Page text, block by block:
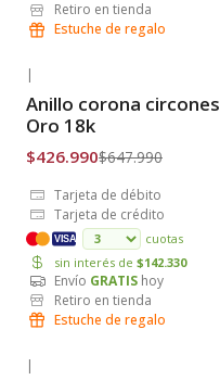
Retiro en tienda
Estuche de regalo
Envío Gratis
|
Anillo corona circones
Oro 18k
$426.990$647.990
Tarjeta de débito
Tarjeta de crédito
VISA
cuotas
sin interés de $142.330
Envío GRATIS hoy
Retiro en tienda
Estuche de regalo
|